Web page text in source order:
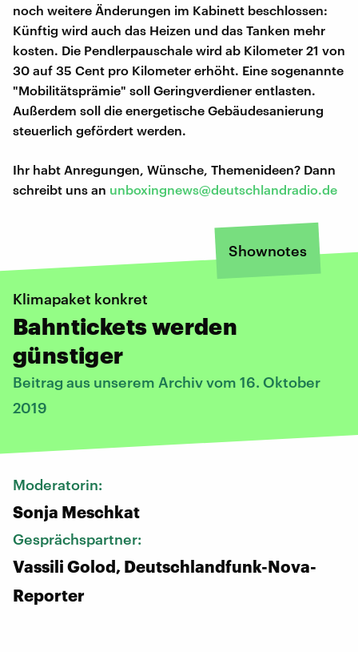
noch weitere Änderungen im Kabinett beschlossen:
Künftig wird auch das Heizen und das Tanken mehr
kosten. Die Pendlerpauschale wird ab Kilometer 21 von
30 auf 35 Cent pro Kilometer erhöht. Eine sogenannte
"Mobilitätsprämie" soll Geringverdiener entlasten.
Außerdem soll die energetische Gebäudesanierung
steuerlich gefördert werden.
Ihr habt Anregungen, Wünsche, Themenideen? Dann
schreibt uns an unboxingnews@deutschlandradio.de
Shownotes
Klimapaket konkret
Bahntickets werden
günstiger
Beitrag aus unserem Archiv vom 16. Oktober
2019
Moderatorin:
Sonja Meschkat
Gesprächspartner:
Vassili Golod, Deutschlandfunk-Nova-
Reporter